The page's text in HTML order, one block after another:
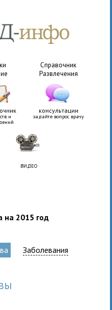
Справочник
Развлечения
и
консультации
задайте вопрос врачу
ВИДЕО
на 2015 год
Заболевания